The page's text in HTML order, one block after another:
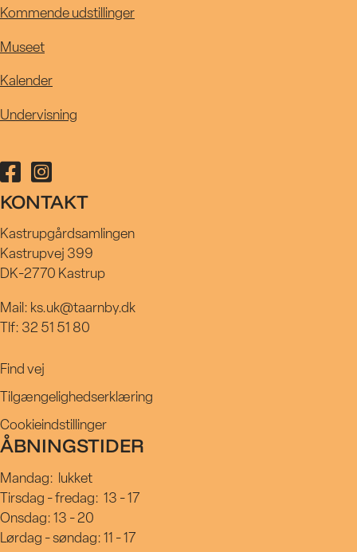
Kommende udstillinger
Museet
Kalender
Undervisning
Følg Kastrupgårdsamlingen på facebook
Følg Kastrupgårdsamlingen på instagram
KONTAKT
Kastrupgårdsamlingen
Kastrupvej 399
DK-2770 Kastrup
Mail: ks.uk@taarnby.dk
Tlf: 32 51 51 80
Find vej
Tilgængelighedserklæring
Cookieindstillinger
ÅBNINGSTIDER
Mandag:
lukket
Tirsdag - fredag: 13 - 17
Onsdag: 13 - 20
Lørdag - søndag: 11 - 17